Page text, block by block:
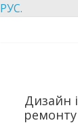
РУС.
Дизайн